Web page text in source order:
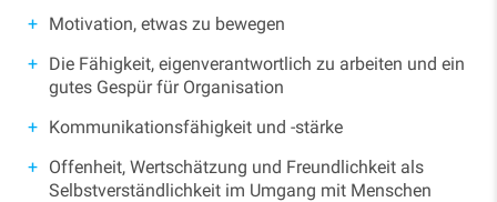
Motivation, etwas zu bewegen
Die Fähigkeit, eigenverantwortlich zu arbeiten und ein
gutes Gespür für Organisation
Kommunikationsfähigkeit und -stärke
Offenheit, Wertschätzung und Freundlichkeit als
Selbstverständlichkeit im Umgang mit Menschen